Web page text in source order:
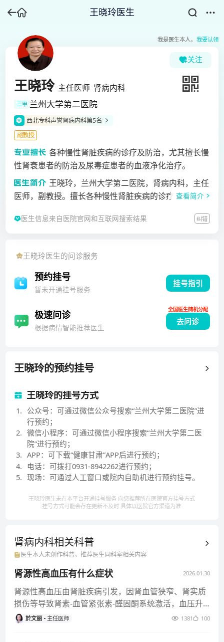
王晓玲医生
我是医生本人， 我要认领
关注
王晓玲 主任医师 肾病内科
三甲 兰州大学第二医院
西北专科声誉肾病内科第5名
副教授
各种慢性肾脏疾病的诊疗及防治，尤其擅长慢
性肾衰患者的防治及尿毒症患者的血液净化治疗。
王晓玲，兰州大学第二医院，肾病内科，主任
医师，副教授。擅长各种慢性肾脏疾病的诊疗及防治，
治疗。发表专业论文多篇，主持完成科研课题2项，参
查看简介
医生信息来自医院官网和互联网搜索结果 纠错
王晓玲医生的问诊服务
预约挂号
暂未开通挂号服务
挂号指引
极速问诊
根据病情智能推荐医生
去问诊
全国医生随机分配
王晓玲的预约挂号
王晓玲的挂号方式
1. 公众号：可通过微信公众号搜索“兰州大学第二医院”进
行预约；
2. 微信小程序：可通过微信小程序搜索“兰州大学第二医
院”进行预约；
3. APP：可下载“健康甘肃”APP后进行预约；
4. 电话：可拨打0931-8942262进行预约；
5. 现场：可通过人工窗口或院内自助机进行预约挂号。
王晓玲医生未在本平台开通挂号服务 向您推荐所在医院官方挂号方式
挂号方式可能会存在更新不及时 具体以医院官方渠道为准
肾病内科相关科普
医生本人未创作科普，推荐医生同科室相关内容
肾源性高血压有什么症状 2026.01.30
肾源性高血压由肾脏疾病引发，因肾血管狭窄、肾实质
损伤等导致肾素-血管紧张素-醛固酮系统激活，血压升
高多较顽固。症状兼具高
於文丽 主任医师 1381 100